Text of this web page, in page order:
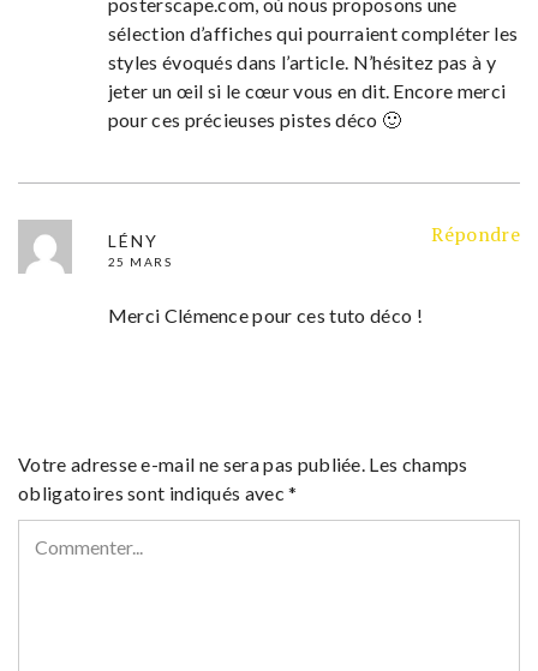
sélection d’affiches qui pourraient compléter les
styles évoqués dans l’article. N’hésitez pas à y
jeter un œil si le cœur vous en dit. Encore merci
pour ces précieuses pistes déco 🙂
LÉNY
25 MARS
Répondre
Merci Clémence pour ces tuto déco !
Votre adresse e-mail ne sera pas publiée. Les champs
obligatoires sont indiqués avec*